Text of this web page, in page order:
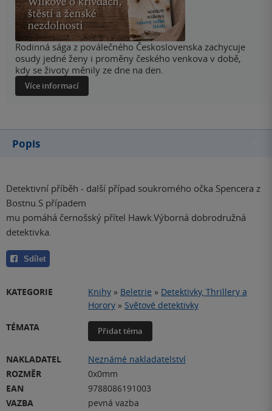
Rodinná sága z poválečného Československa zachycuje
osudy jedné ženy i proměny českého venkova v době,
kdy se životy měnily ze dne na den.
Více informací
Popis
Detektivní příběh - další případ soukromého očka Spencera z
Bostnu.S případem
mu pomáhá černošský přítel Hawk.Výborná dobrodružná
detektivka.
Sdílet
KATEGORIE Knihy » Beletrie » Detektivky, Thrillery a
Horory » Světové detektivky
TÉMATA
Přidat téma
NAKLADATEL
Neznámé nakladatelství
ROZMĚR
0x0mm
EAN
9788086191003
VAZBA
pevná vazba